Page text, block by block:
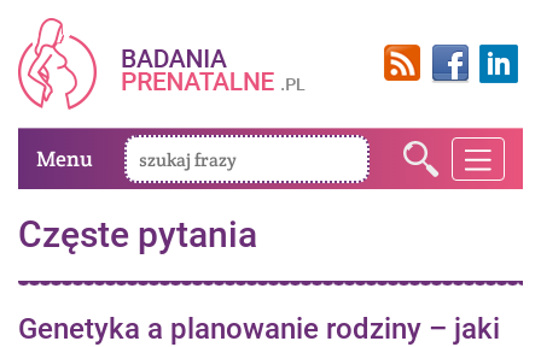
Menu
Częste pytania
Genetyka a planowanie rodziny – jaki